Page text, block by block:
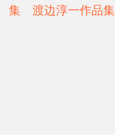
集
渡边淳一作品集